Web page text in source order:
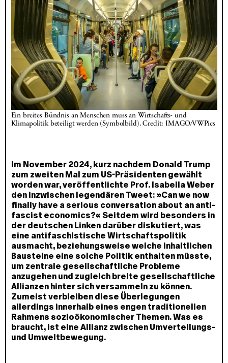
Ein breites Bündnis an Menschen muss an Wirtschafts- und
Klimapolitik beteiligt werden (Symbolbild). Credit: IMAGO/VWPics
Im November 2024, kurz nachdem Donald Trump
zum zweiten Mal zum US-Präsidenten gewählt
worden war, veröffentlichte Prof. Isabella Weber
den inzwischen legendären Tweet: »Can we now
finally have a serious conversation about an anti-
fascist economics?« Seitdem wird besonders in
der deutschen Linken darüber diskutiert, was
eine antifaschistische Wirtschaftspolitik
ausmacht, beziehungsweise welche inhaltlichen
Bausteine eine solche Politik enthalten müsste,
um zentrale gesellschaftliche Probleme
anzugehen und zugleich breite gesellschaftliche
Allianzen hinter sich versammeln zu können.
Zumeist verbleiben diese Überlegungen
allerdings innerhalb eines engen traditionellen
Rahmens sozioökonomischer Themen. Was es
braucht, ist eine Allianz zwischen Umverteilungs-
und Umweltbewegung.